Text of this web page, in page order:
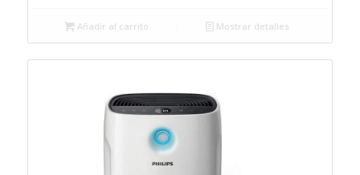
original
era:
136,36€.
es:
123,13€.
Añadir al carrito Mostrar detalles